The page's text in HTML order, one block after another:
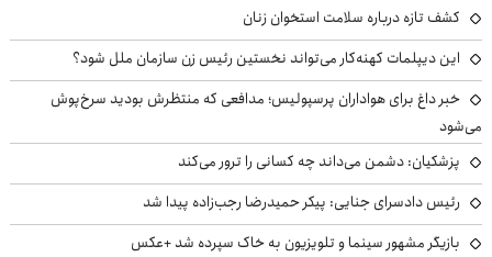
کشف تازه درباره سلامت استخوان زنان
این دیپلمات کهنه‌کار می‌تواند نخستین رئیس زن سازمان ملل شود؟
خبر داغ برای هواداران پرسپولیس؛ مدافعی که منتظرش بودید سرخ‌پوش
می‌شود
پزشکیان: دشمن می‌داند چه کسانی را ترور می‌کند
رئیس دادسرای جنایی: پیکر حمیدرضا رجب‌زاده پیدا شد
بازیگر مشهور سینما و تلویزیون به خاک سپرده شد +عکس